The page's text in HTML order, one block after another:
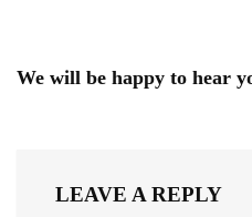
We will be happy to hear
LEAVE A REPLY